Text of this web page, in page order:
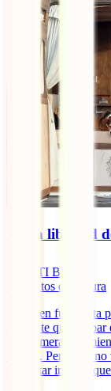
🚐 La libertad
IATI Blog
minutos de lectura
Viajar en furgoneta
diferente que
por primera vez
ilusión. Pero esto
despertar interior